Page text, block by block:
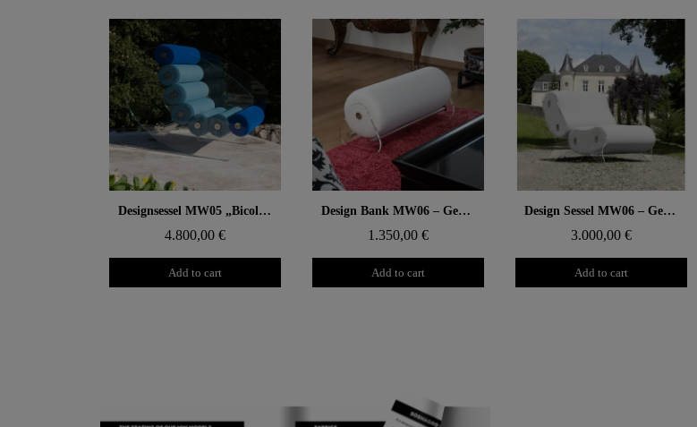
Aperçu rapide Designsessel MW05 „Bicolore“ – Gegossene PMMA-Paneele, Sitz aus offenporigem Schaum
4.800,00 €
Add to cart
Aperçu rapide Design Bank MW06 – Gegossene PMMA Wände, Schaumstoffsitz
1.350,00 €
Add to cart
Aperçu rapide Design Sessel MW06 – Gegossene PMMA Wände, offenzelliger Schaumstoffsitz
3.000,00 €
Add to cart